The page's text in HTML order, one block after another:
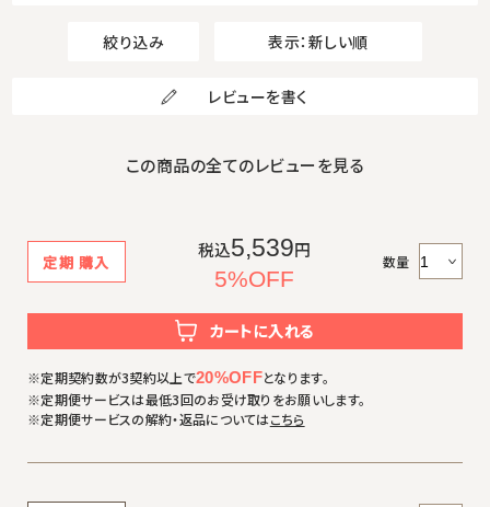
絞り込み 表示：新しい順
レビューを書く
この商品の全てのレビューを見る
定期 購入
税込5,539円
5%OFF
数量
カートに入れる
※定期契約数が3契約以上で20%OFFとなります。
※定期便サービスは最低3回のお受け取りをお願いします。
※定期便サービスの解約・返品についてはこちら